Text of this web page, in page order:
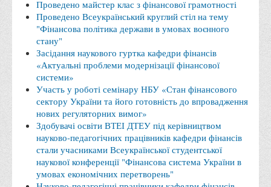
Закордонні партнери
Програми подвійного диплому
Програми стажування (міжнародна практика)
Міжнародні проєкти
Корисні посилання
Навчально-методичний
З організації виховної та культурно-мистецької роботи
студентів
Технічних засобів навчання
Проведено майстер клас з фінансової грамотності
Проведено Всеукраїнський круглий стіл на тему
"Фінансова політика держави в умовах воєнного
стану"
Засідання наукового гуртка кафедри фінансів
«Актуальні проблеми модернізації фінансової
системи»
Участь у роботі семінару НБУ «Стан фінансового
сектору України та його готовність до впровадження
нових регуляторних вимог»
Здобувачі освіти ВТЕІ ДТЕУ під керівництвом
науково-педагогічних працівників кафедри фінансів
стали учасниками Всеукраїнської студентської
наукової конференції "Фінансова система України в
умовах економічних перетворень"